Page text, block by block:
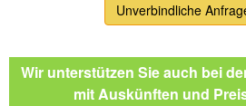
Unverbindliche
Wir unterstützen Sie auch bei
mit Auskünften und